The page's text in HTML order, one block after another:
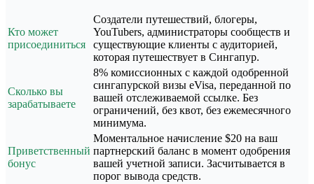
Кто может
присоединиться
Создатели путешествий, блогеры,
YouTubers, администраторы сообществ и
существующие клиенты с аудиторией,
которая путешествует в Сингапур.
Сколько вы
зарабатываете
8% комиссионных с каждой одобренной
сингапурской визы eVisa, переданной по
вашей отслеживаемой ссылке. Без
ограничений, без квот, без ежемесячного
минимума.
Приветственный
бонус
Моментальное начисление $20 на ваш
партнерский баланс в момент одобрения
вашей учетной записи. Засчитывается в
порог вывода средств.